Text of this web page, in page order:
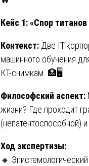
Кейс 1: «Спор
Контекст: Две IT-
машинного обучения
КТ-снимкам. 🏥🖥️
Философский аспект:
жизни? Где проходит
(непатентоспособной)
Ход экспертизы:
🔸